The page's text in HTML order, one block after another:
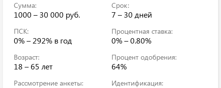
Сумма:
1000 – 30 000 руб.
Срок:
7 – 30 дней
ПСК:
0% – 292% в год
Процентная ставка:
0% – 0.80%
Возраст:
18 – 65 лет
Процент одобрения:
64%
Рассмотрение анкеты: Идентификация: